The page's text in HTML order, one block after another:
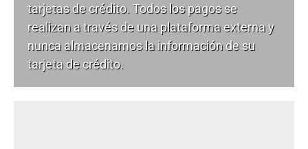
tarjetas de crédito. Todos los pagos se
realizan a través de una plataforma externa y
nunca almacenamos la información de su
tarjeta de crédito.